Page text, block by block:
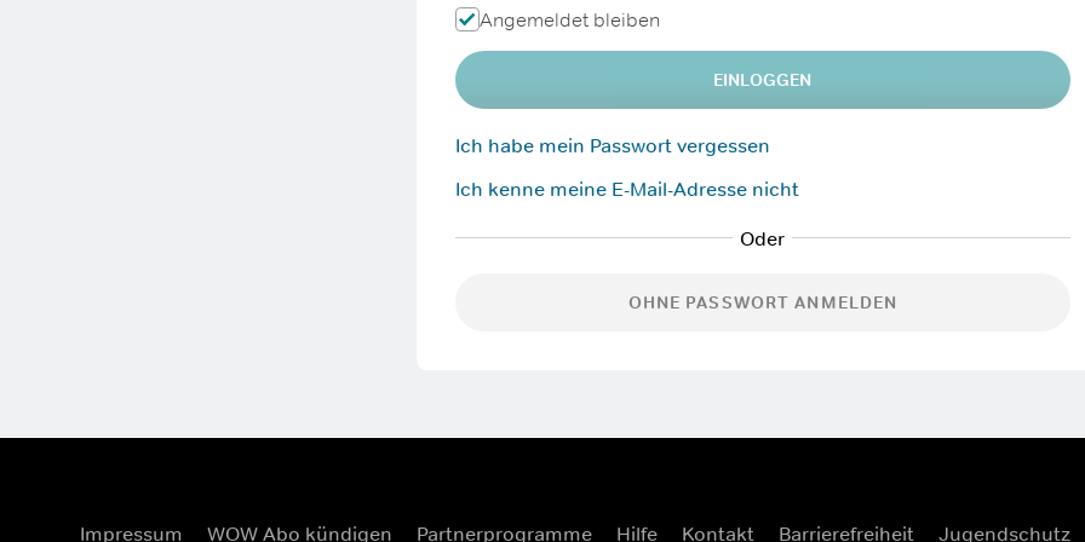
Angemeldet bleiben
EINLOGGEN
Ich habe mein Passwort vergessen
Ich kenne meine E-Mail-Adresse nicht
OHNE PASSWORT ANMELDEN
Impressum WOW Abo kündigen Partnerprogramme Hilfe Kontakt Barrierefreiheit Jugendschutz